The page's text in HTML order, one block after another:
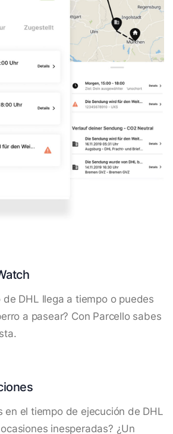
de DHL llega a tiempo o puedes
a pasear? Con Parcello sabes
en el tiempo de ejecución de DHL
inesperadas? ¿Un